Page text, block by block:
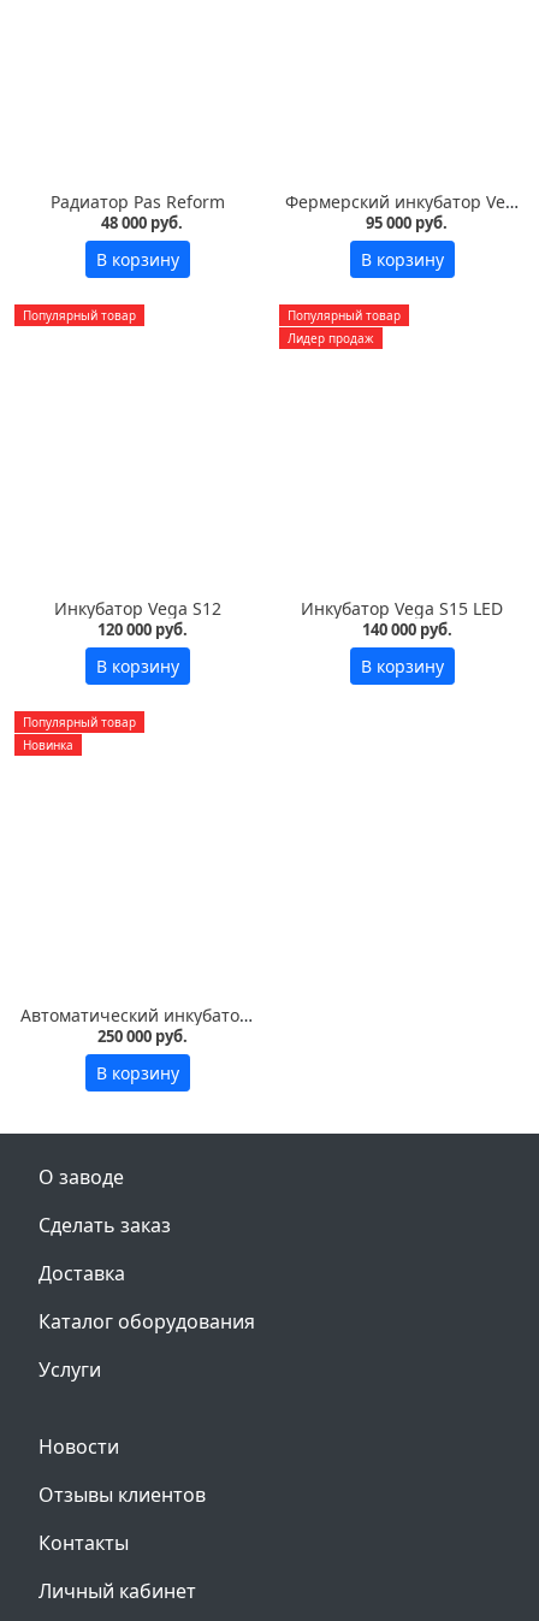
Радиатор Pas Reform
48 000 руб.
В корзину
Фермерский инкубатор Vega S7 LED на 700 яиц
95 000 руб.
В корзину
Популярный товар
Инкубатор Vega S12
120 000 руб.
В корзину
Популярный товар
Лидер продаж
Инкубатор Vega S15 LED
140 000 руб.
В корзину
Популярный товар
Новинка
Автоматический инкубатор Vega S30 LED на 3000 яиц
250 000 руб.
В корзину
О заводе
Сделать заказ
Доставка
Каталог оборудования
Услуги
Новости
Отзывы клиентов
Контакты
Личный кабинет